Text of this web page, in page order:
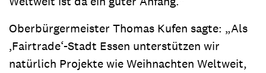
Oberbürgermeister Thomas Kufen sagte: „Als
‚Fairtrade‘-Stadt Essen unterstützen wir
natürlich Projekte wie Weihnachten Weltweit,